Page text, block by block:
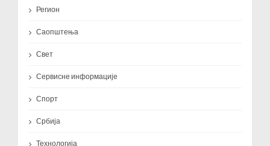
Регион
Саопштења
Свет
Сервисне информације
Спорт
Србија
Технологија